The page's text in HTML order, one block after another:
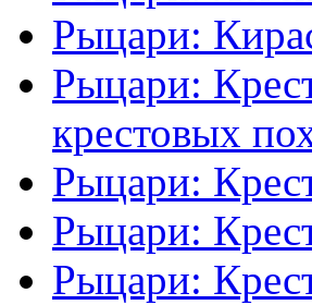
Рыцари:
Рыцари:
крестовых
Рыцари:
Рыцари:
Рыцари: